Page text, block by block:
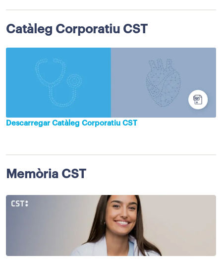
Catàleg Corporatiu CST
Descarregar Catàleg Corporatiu CST
Memòria CST